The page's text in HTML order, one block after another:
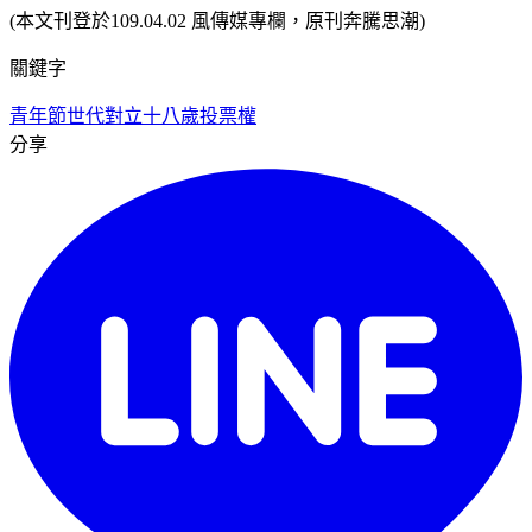
(本文刊登於109.04.02 風傳媒專欄，原刊奔騰思潮)
關鍵字
青年節世代對立十八歲投票權
分享